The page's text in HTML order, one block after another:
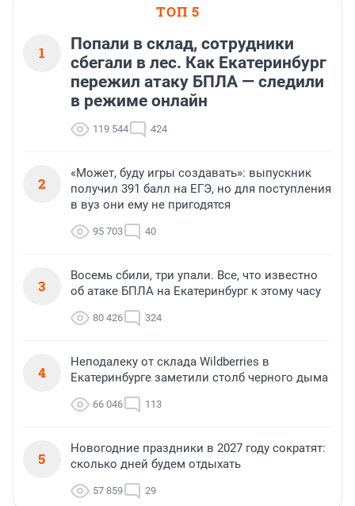
ТОП 5
1
Попали в склад, сотрудники
сбегали в лес. Как Екатеринбург
пережил атаку БПЛА — следили
в режиме онлайн
119 544 424
2
«Может, буду игры создавать»: выпускник
получил 391 балл на ЕГЭ, но для поступления
в вуз они ему не пригодятся
95 703 40
3
Восемь сбили, три упали. Все, что известно
об атаке БПЛА на Екатеринбург к этому часу
80 426 324
4
Неподалеку от склада Wildberries в
Екатеринбурге заметили столб черного дыма
66 046 113
5
Новогодние праздники в 2027 году сократят:
сколько дней будем отдыхать
57 859 29